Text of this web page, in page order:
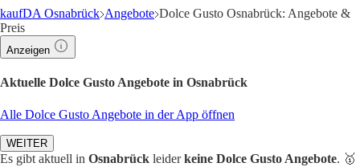
kaufDA Osnabrück Angebote Dolce Gusto Osnabrück: Angebote &
Preis
Anzeigen
Aktuelle Dolce Gusto Angebote in Osnabrück
Alle Dolce Gusto Angebote in der App öffnen
WEITER
Es gibt aktuell in Osnabrück leiderkeine Dolce Gusto Angebote. 🥇